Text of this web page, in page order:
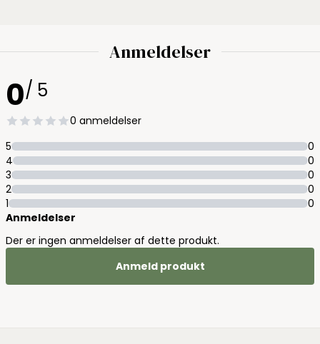
Anmeldelser
0/ 5
0 anmeldelser
5
0
4
0
3
0
2
0
1
0
Anmeldelser
Der er ingen anmeldelser af dette produkt.
Anmeld produkt